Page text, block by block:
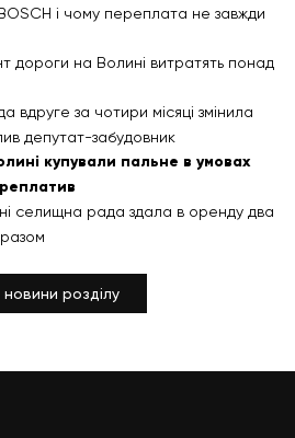
і чому переплата не завжди
дороги на Волині витратять понад
вдруге за чотири місяці змінила
депутат-забудовник
купували пальне в умовах
селищна рада здала в оренду два
новини розділу